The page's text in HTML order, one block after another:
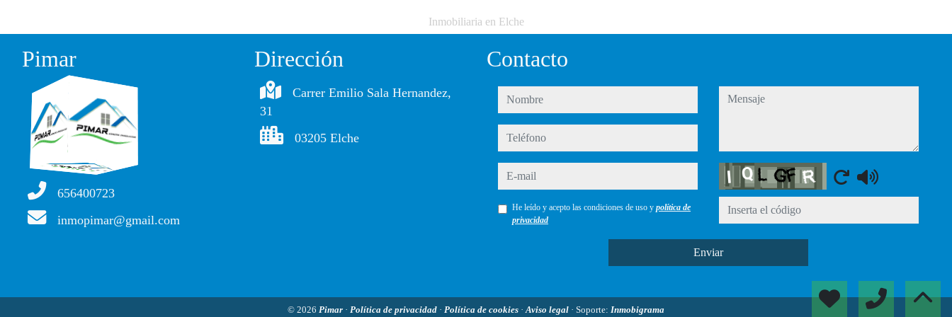
Inmobiliaria en Elche
Pimar
656400723
inmopimar@gmail.com
Dirección
Carrer Emilio Sala Hernandez,
31
03205 Elche
Contacto
nombre
teléfono
e-mail
He leído y acepto las condiciones de uso y política de
privacidad
mensaje
Captcha
Enviar
© 2026 Pimar · Política de privacidad · Política de cookies ·Aviso legal · Soporte: Inmobigrama